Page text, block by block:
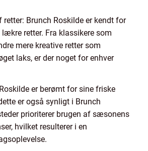
Brunch Roskilde er kendt for
retter. Fra klassikere som
mere kreative retter som
laks, er der noget for enhver
er berømt for sine friske
er også synligt i Brunch
prioriterer brugen af sæsonens
hvilket resulterer i en